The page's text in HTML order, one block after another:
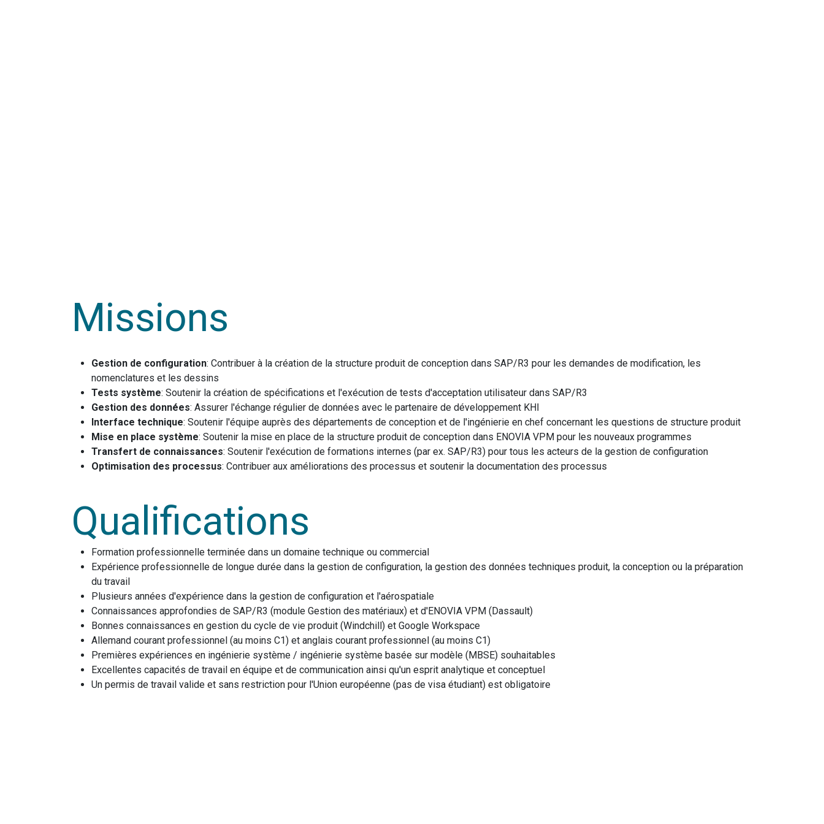
Missions
Gestion de configuration: Contribuer à la création de la structure produit de conception dans SAP/R3 pour les demandes de modification, les
nomenclatures et les dessins
Tests système: Soutenir la création de spécifications et l'exécution de tests d'acceptation utilisateur dans SAP/R3
Gestion des données: Assurer l'échange régulier de données avec le partenaire de développement KHI
Interface technique: Soutenir l'équipe auprès des départements de conception et de l'ingénierie en chef concernant les questions de structure produit
Mise en place système: Soutenir la mise en place de la structure produit de conception dans ENOVIA VPM pour les nouveaux programmes
Transfert de connaissances: Soutenir l'exécution de formations internes (par ex. SAP/R3) pour tous les acteurs de la gestion de configuration
Optimisation des processus: Contribuer aux améliorations des processus et soutenir la documentation des processus
Qualifications
Formation professionnelle terminée dans un domaine technique ou commercial
Expérience professionnelle de longue durée dans la gestion de configuration, la gestion des données techniques produit, la conception ou la préparation
du travail
Plusieurs années d'expérience dans la gestion de configuration et l'aérospatiale
Connaissances approfondies de SAP/R3 (module Gestion des matériaux) et d'ENOVIA VPM (Dassault)
Bonnes connaissances en gestion du cycle de vie produit (Windchill) et Google Workspace
Allemand courant professionnel (au moins C1) et anglais courant professionnel (au moins C1)
Premières expériences en ingénierie système / ingénierie système basée sur modèle (MBSE) souhaitables
Excellentes capacités de travail en équipe et de communication ainsi qu'un esprit analytique et conceptuel
Un permis de travail valide et sans restriction pour l'Union européenne (pas de visa étudiant) est obligatoire